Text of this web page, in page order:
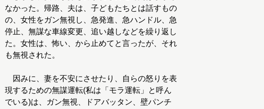
なかった。帰路、夫は、子どもたちとは話すもの
の、女性をガン無視し、急発進、急ハンドル、急
停止、無謀な車線変更、追い越しなどを繰り返し
た。女性は、怖い、から止めてと言ったが、それ
も無視された。
因みに、妻を不安にさせたり、自らの怒りを表
現するための無謀運転(私は「モラ運転」と呼ん
でいる)は、ガン無視、ドアバッタン、壁パンチ